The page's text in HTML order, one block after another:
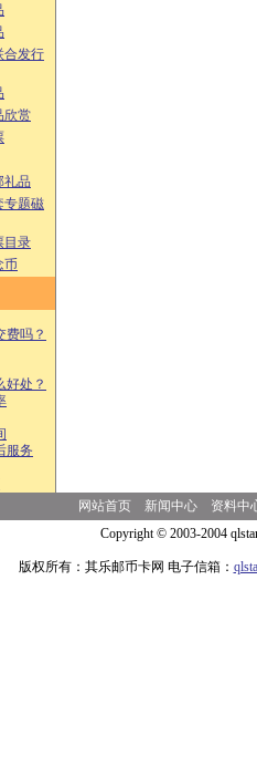
合发行
欣赏
礼品
专题磁
目录
币
费吗？
好处？
服务
网站首页 新闻中心
资料中
Copyright © 2003-2004
版权所有：其乐邮币卡网 电子信箱：